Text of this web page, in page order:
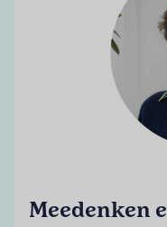
Meedenken